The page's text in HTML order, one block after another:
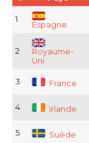
1
Espagne
2
Royaume-
Uni
3 France
4 Irlande
5 Suède